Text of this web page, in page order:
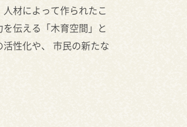
材によって作られたこ
伝える「木育空間」と
性化や、 市民の新たな